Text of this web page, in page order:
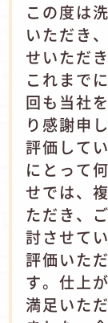
この度は
いただき
せいただ
これまで
回も当社
り感謝申
評価して
にとって
せでは、
ただき、
討させて
評価いた
す。仕上
満足いた